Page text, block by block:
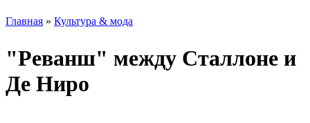
Главная » Культура & мода
"Реванш" между Сталлоне и
Де Ниро